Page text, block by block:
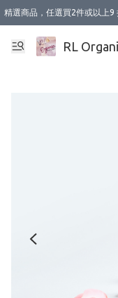
精選商品，任選買2件或以上9
XI周年優惠【新品自由選2件
XI周年優惠【Chakra 脈輪平
Florame 肌底自由選 2支9折 3
XI周年優惠【蟲蟲退散 · 防衛
Sunki 任選2件95折
BIOFFICINA TOSCANA 任選2
Lamav 任選1件9折 2件85折
Mukti Organics 指定產品任
Intelligent Nutrients Skincare
deodorant 任選2件88折
化妝品 任選2件95折
XI周年優惠【身心靈單品 任
XI周年優惠 【精油/香水 任選
XI周年優惠【「關節到肌膚」
XI周年優惠【夏日有機物理防
XI周年優惠【夏日潔面隨意選
XI周年優惠【逆齡奇蹟抗氧
新會員首次購物即享全單 95 折
成為VIP / VVIP 可享有生日月
選用順豐速運，滿$500 免運費
本地速遞 京東 送住宅/ 工商地
澳門訂單選用順豐速運，滿
RL